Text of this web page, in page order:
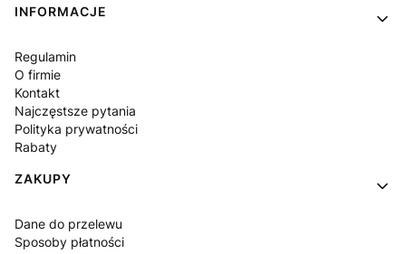
Linki w stopce
INFORMACJE
Regulamin
O firmie
Kontakt
Najczęstsze pytania
Polityka prywatności
Rabaty
ZAKUPY
Dane do przelewu
Sposoby płatności